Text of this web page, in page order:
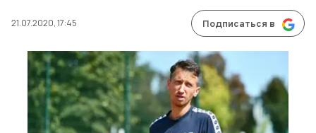
21.07.2020, 17:45 Подписаться в